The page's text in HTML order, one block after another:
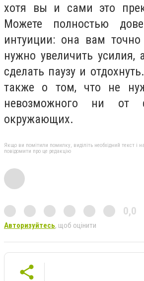
хотя вы и сами это
Можете полностью
интуиции: она вам точно
нужно увеличить усилия,
сделать паузу и
также о том, что не
невозможного ни от
окружающих.
Якщо ви помітили помилку, виділіть необхідний текст і
повідомити про це редакцію
0,0
Авторизуйтесь, щоб оцінити